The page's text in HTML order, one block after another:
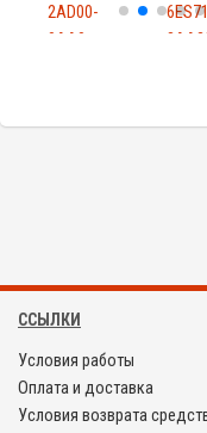
2AD00-
0AA0
ССЫЛКИ
Условия работы
Оплата и доставка
Условия возврата